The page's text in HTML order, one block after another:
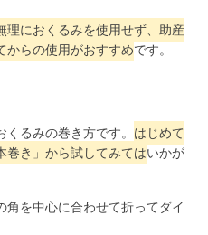
理におくるみを使用せず、助産
からの使用がおすすめです。
くるみの巻き方です。 はじめて
巻き」から試してみてはいかが
を中心に合わせて折ってダイ